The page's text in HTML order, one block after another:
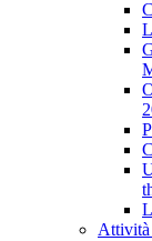
Attività